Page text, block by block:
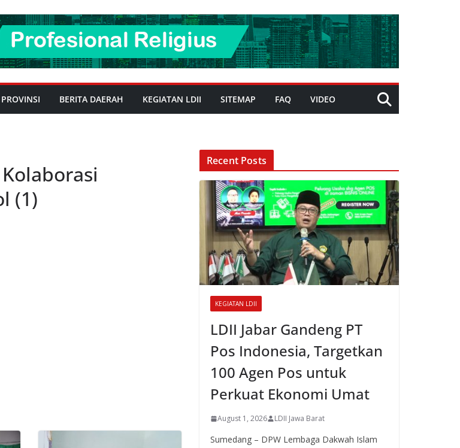
PROVINSI BERITA DAERAH KEGIATAN LDII SITEMAP FAQ VIDEO
(1)
Recent Posts
KEGIATAN LDII
LDII Jabar Gandeng PT
Pos Indonesia, Targetkan
100 Agen Pos untuk
Perkuat Ekonomi Umat
August 1, 2026 LDII Jawa Barat
Sumedang – DPW Lembaga Dakwah Islam